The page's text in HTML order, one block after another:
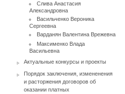
Слива Анастасия
Александровна
Васильченко Вероника
Сергеевна
Варданян Валентина Врежевна
Максименко Влада
Васильевна
Актуальные конкурсы и проекты
Порядок заключения, измененения
и расторжения договоров об
оказании платных